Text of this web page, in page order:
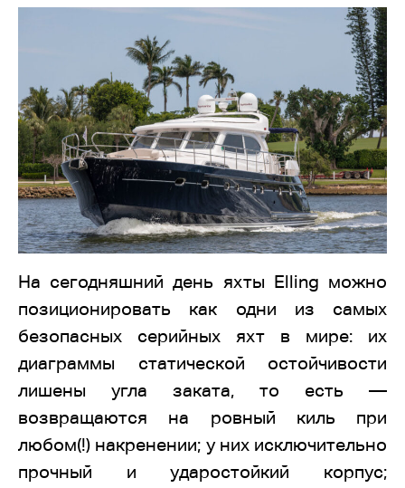
На сегодняшний день яхты Elling можно
позиционировать как одни из самых
безопасных серийных яхт в мире: их
диаграммы статической остойчивости
лишены угла заката, то есть —
возвращаются на ровный киль при
любом(!) накренении; у них исключительно
прочный и ударостойкий корпус;